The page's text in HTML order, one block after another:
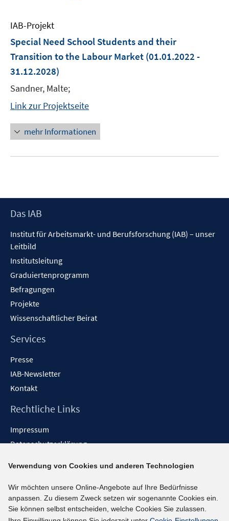
IAB-Projekt
Special Need School Students and their
Transition to the Labour Market (01.01.2022 -
31.12.2028)
Sandner, Malte;
Link zur Projektseite
mehr Informationen
Footer
Das IAB
Institut für Arbeitsmarkt- und Berufsforschung (IAB) – unser
Leitbild
Institutsleitung
Graduiertenprogramm
Befragungen
Projekte
Wissenschaftlicher Beirat
Services
Presse
IAB-Newsletter
Kontakt
Rechtliche Links
Impressum
Datenschutzerklärung
Barrieren melden
Social-Media-Kanäle
BlueSky
Verwendung von Cookies und anderen Technologien
Wir möchten unsere Online-Angebote auf Ihre Bedürfnisse
anpassen. Zu diesem Zweck setzen wir sogenannte Cookies ein.
Sie können selbst entscheiden, welche Cookies Sie zulassen.